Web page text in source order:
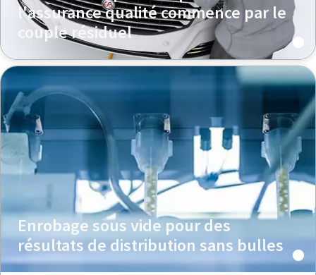
l'assurance qualité commence par le
couple résiduel
Enrobage sous vide pour des
résultats de distribution sans bulles